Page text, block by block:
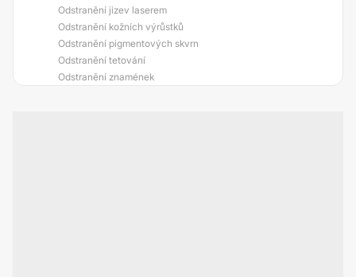
Odstranění jizev laserem
Odstranění kožních výrůstků
Odstranění pigmentových skvrn
Odstranění tetování
Odstranění znamének